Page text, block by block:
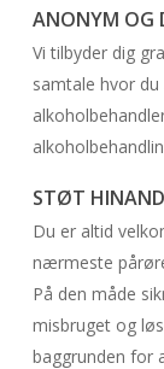
ANONYM OG
Vi tilbyder dig
samtale hvor
STØT
Du er altid
nærmeste
På den måde
misbruget og
baggrunden for